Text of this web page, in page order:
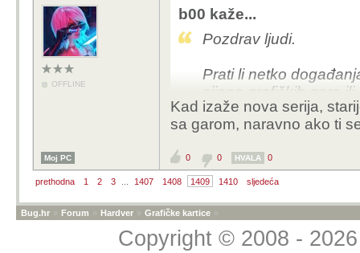
OFFLINE
b00 kaže...
Pozdrav ljudi.
Prati li netko
cijene grafičkih gore
Htio bi kupiti 5080
Ne žuri mi se sa
Kad izaže nova serija,
sa garom, naravno ako ti
Moj PC 0 0 HVALA 0
prethodna 1 2 3 1407 1408 1409 1410 sljedeća
Bug.hr » Forum » Hardver » Grafičke kartice »
Copyright © 2008 -